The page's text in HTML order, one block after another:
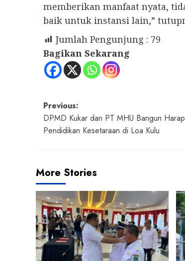
memberikan manfaat nyata,
baik untuk instansi lain,”
Jumlah Pengunjung : 79
Bagikan Sekarang
Post
navigation
Previous:
DPMD Kukar dan PT MHU Bangun
Pendidikan Kesetaraan di Loa Kulu
More Stories